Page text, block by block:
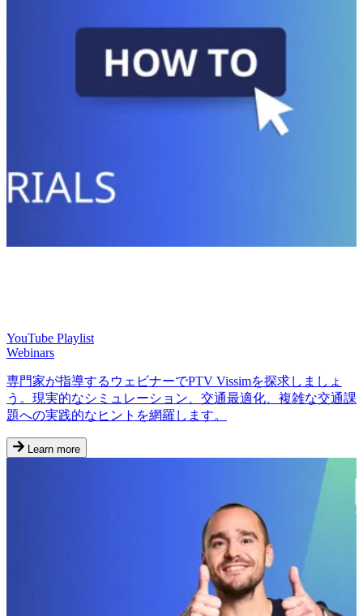
YouTube Playlist
Webinars
専門家が指導するウェビナーでPTV Vissimを探求しましょ
う。現実的なシミュレーション、交通最適化、複雑な交通課
題への実践的なヒントを網羅します。
Learn more